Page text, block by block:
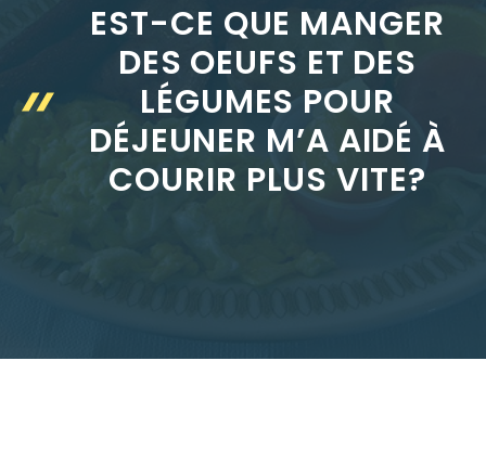
EST-CE QUE MANGER
DES OEUFS ET DES
LÉGUMES POUR
DÉJEUNER M’A AIDÉ À
COURIR PLUS VITE?